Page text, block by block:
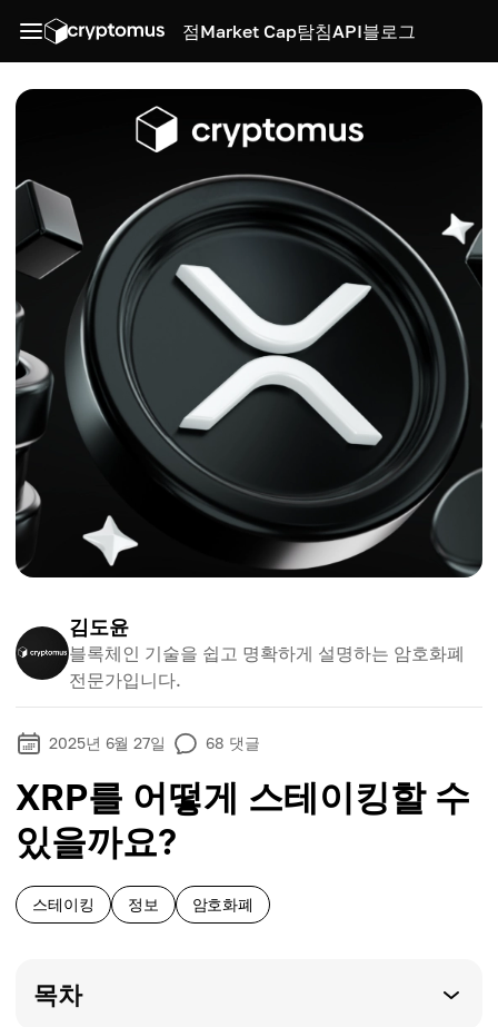
점Market Cap탐침API블로그
김도윤
블록체인 기술을 쉽고 명확하게 설명하는 암호화폐
전문가입니다.
2025년 6월 27일 68 댓글
XRP를 어떻게 스테이킹할 수
있을까요?
스테이킹 정보 암호화폐
목차